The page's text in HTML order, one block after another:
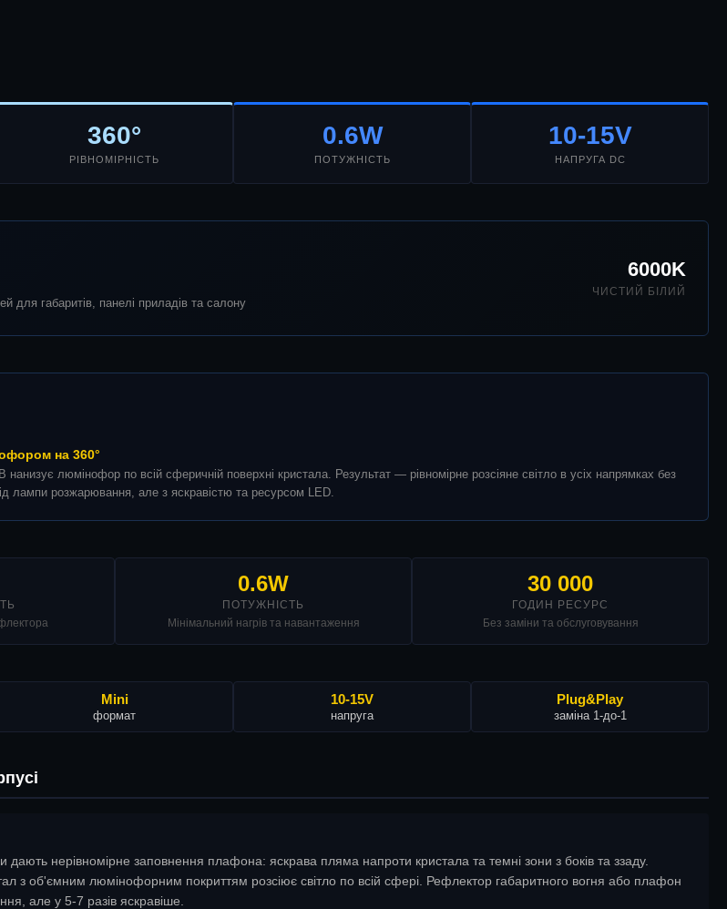
360°
РІВНОМІРНІСТЬ
0.6W
ПОТУЖНІСТЬ
10-15V
НАПРУГА DC
для габаритів, панелі приладів та салону
6000K
ЧИСТИЙ БІЛИЙ
на 360°
люмінофор по всій сферичній поверхні кристала. Результат — рівномірне розсіяне світло в усіх напрямках без
лампи розжарювання, але з яскравістю та ресурсом LED.
0.6W
ПОТУЖНІСТЬ
Мінімальний нагрів та навантаження
30 000
ГОДИН РЕСУРС
Без заміни та обслуговування
Mini
формат
10-15V
напруга
Plug&Play
заміна 1-до-1
нерівномірне заповнення плафона: яскрава пляма напроти кристала та темні зони з боків та ззаду.
з об'ємним люмінофорним покриттям розсіює світло по всій сфері. Рефлектор габаритного вогня або плафон
але у 5-7 разів яскравіше.